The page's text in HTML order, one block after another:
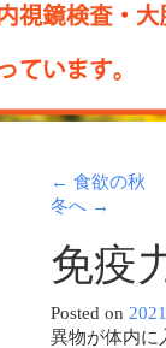
← 食欲の秋
冬へ →
免疫
Posted on
異物が体内に